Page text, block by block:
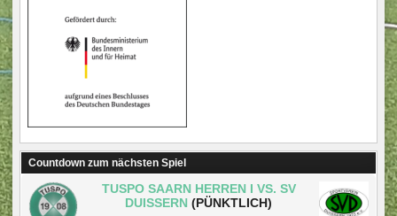
Countdown zum nächsten Spiel
TUSPO SAARN HERREN I VS. SV
DUISSERN (PÜNKTLICH)